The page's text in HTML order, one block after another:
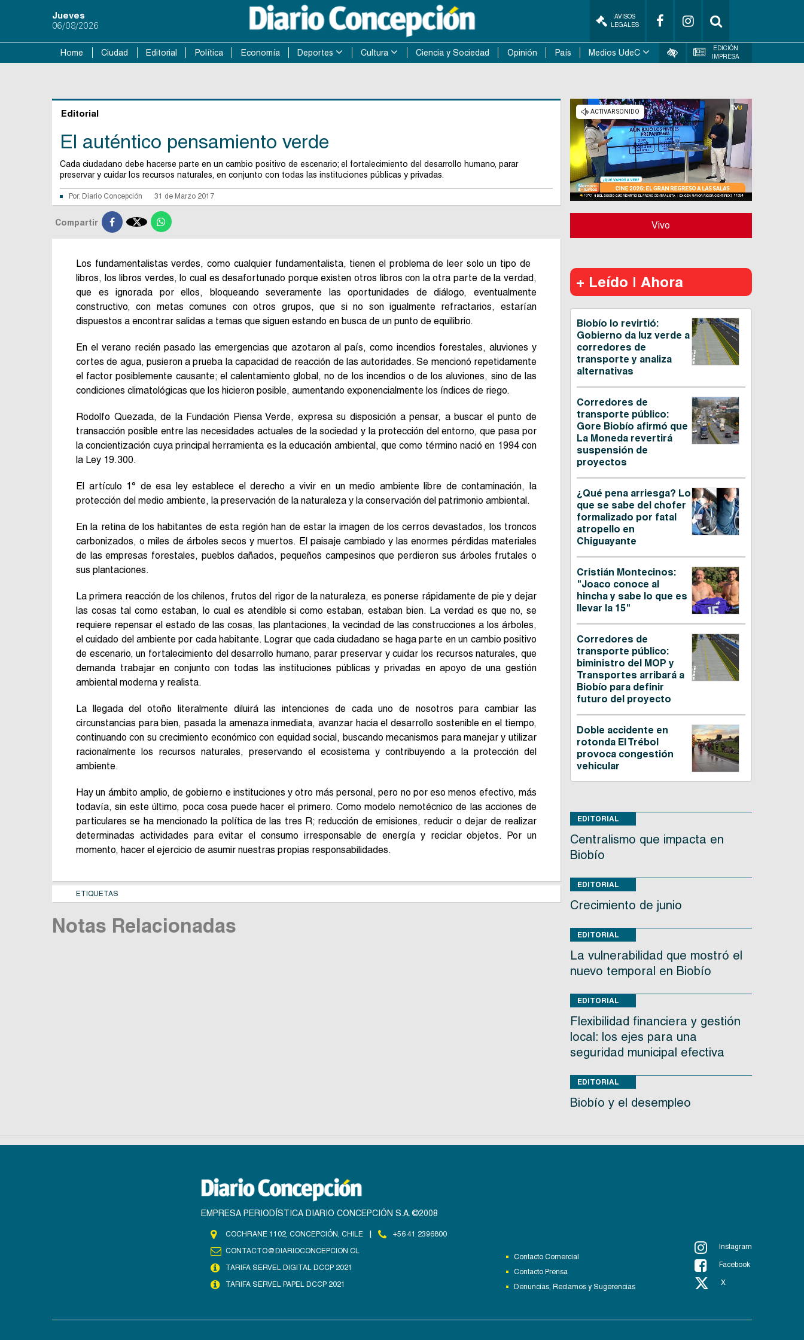
Jueves
06/08/2026
AVISOS
LEGALES
Home Ciudad Editorial Política Economía Deportes Cultura Ciencia y Sociedad Opinión País Medios UdeC
EDICIÓN
IMPRESA
Editorial
El auténtico pensamiento verde
Cada ciudadano debe hacerse parte en un cambio positivo de escenario; el fortalecimiento del desarrollo humano, parar
preservar y cuidar los recursos naturales, en conjunto con todas las instituciones públicas y privadas.
Por: Diario Concepción 31 de Marzo 2017
Compartir 
Los fundamentalistas verdes, como cualquier fundamentalista, tienen el problema de leer solo un tipo de
libros, los libros verdes, lo cual es desafortunado porque existen otros libros con la otra parte de la verdad,
que es ignorada por ellos, bloqueando severamente las oportunidades de diálogo, eventualmente
constructivo, con metas comunes con otros grupos, que si no son igualmente refractarios, estarían
dispuestos a encontrar salidas a temas que siguen estando en busca de un punto de equilibrio.
En el verano recién pasado las emergencias que azotaron al país, como incendios forestales, aluviones y
cortes de agua, pusieron a prueba la capacidad de reacción de las autoridades. Se mencionó repetidamente
el factor posiblemente causante; el calentamiento global, no de los incendios o de los aluviones, sino de las
condiciones climatológicas que los hicieron posible, aumentando exponencialmente los índices de riego.
Rodolfo Quezada, de la Fundación Piensa Verde, expresa su disposición a pensar, a buscar el punto de
transacción posible entre las necesidades actuales de la sociedad y la protección del entorno, que pasa por
la concientización cuya principal herramienta es la educación ambiental, que como término nació en 1994 con
la Ley 19.300.
El artículo 1° de esa ley establece el derecho a vivir en un medio ambiente libre de contaminación, la
protección del medio ambiente, la preservación de la naturaleza y la conservación del patrimonio ambiental.
En la retina de los habitantes de esta región han de estar la imagen de los cerros devastados, los troncos
carbonizados, o miles de árboles secos y muertos. El paisaje cambiado y las enormes pérdidas materiales
de las empresas forestales, pueblos dañados, pequeños campesinos que perdieron sus árboles frutales o
sus plantaciones.
La primera reacción de los chilenos, frutos del rigor de la naturaleza, es ponerse rápidamente de pie y dejar
las cosas tal como estaban, lo cual es atendible si como estaban, estaban bien. La verdad es que no, se
requiere repensar el estado de las cosas, las plantaciones, la vecindad de las construcciones a los árboles,
el cuidado del ambiente por cada habitante. Lograr que cada ciudadano se haga parte en un cambio positivo
de escenario, un fortalecimiento del desarrollo humano, parar preservar y cuidar los recursos naturales, que
demanda trabajar en conjunto con todas las instituciones públicas y privadas en apoyo de una gestión
ambiental moderna y realista.
La llegada del otoño literalmente diluirá las intenciones de cada uno de nosotros para cambiar las
circunstancias para bien, pasada la amenaza inmediata, avanzar hacia el desarrollo sostenible en el tiempo,
continuando con su crecimiento económico con equidad social, buscando mecanismos para manejar y utilizar
racionalmente los recursos naturales, preservando el ecosistema y contribuyendo a la protección del
ambiente.
Hay un ámbito amplio, de gobierno e instituciones y otro más personal, pero no por eso menos efectivo, más
todavía, sin este último, poca cosa puede hacer el primero. Como modelo nemotécnico de las acciones de
particulares se ha mencionado la política de las tres R; reducción de emisiones, reducir o dejar de realizar
determinadas actividades para evitar el consumo irresponsable de energía y reciclar objetos. Por un
momento, hacer el ejercicio de asumir nuestras propias responsabilidades.
ETIQUETAS
Notas Relacionadas
Vivo
+ Leído | Ahora
Biobío lo revirtió:
Gobierno da luz verde a
corredores de
transporte y analiza
alternativas
Corredores de
transporte público:
Gore Biobío afirmó que
La Moneda revertirá
suspensión de
proyectos
¿Qué pena arriesga? Lo
que se sabe del chofer
formalizado por fatal
atropello en
Chiguayante
Cristián Montecinos:
"Joaco conoce al
hincha y sabe lo que es
llevar la 15"
Corredores de
transporte público:
biministro del MOP y
Transportes arribará a
Biobío para definir
futuro del proyecto
Doble accidente en
rotonda El Trébol
provoca congestión
vehicular
EDITORIAL
Centralismo que impacta en
Biobío
EDITORIAL
Crecimiento de junio
EDITORIAL
La vulnerabilidad que mostró el
nuevo temporal en Biobío
EDITORIAL
Flexibilidad financiera y gestión
local: los ejes para una
seguridad municipal efectiva
EDITORIAL
Biobío y el desempleo
EMPRESA PERIODÍSTICA DIARIO CONCEPCIÓN S.A. ©2008
COCHRANE 1102, CONCEPCIÓN, CHILE |
+56 41 2396800
CONTACTO@DIARIOCONCEPCION.CL
TARIFA SERVEL DIGITAL DCCP 2021
TARIFA SERVEL PAPEL DCCP 2021
Contacto Comercial
Contacto Prensa
Denuncias, Reclamos y Sugerencias
Instagram
Facebook
X